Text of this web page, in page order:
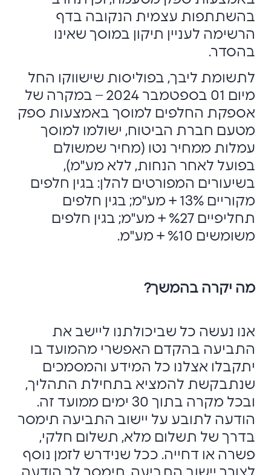
בהשתתפות עצמית הנקובה בדף
הרשימה לעניין תיקון במוסך שאינו
בהסדר.
לתשומת ליבך, בפוליסות שישווקו החל
מיום 01 בספטמבר 2024 – במקרה של
אספקת החלפים למוסך באמצעות ספק
מטעם חברת הביטוח, ישולמו למוסך
עמלות ממחיר נטו (מחיר שמשולם
בפועל לאחר הנחות, ללא מע"מ),
בשיעורים המפורטים להלן: בגין חלפים
מקוריים 13% + מע"מ; בגין חלפים
תחליפיים %27 + מע"מ; בגין חלפים
משומשים %10 + מע"מ.
מה יקרה בהמשך?
אנו נעשה כל שביכולתנו ליישב את
התביעה בהקדם האפשרי מהמועד בו
יתקבלו אצלנו כל המידע והמסמכים
שנתבקשת להמציא בתחילת התהליך,
ובכל מקרה בתוך 30 ימים ממועד זה.
הודעה לתובע על יישוב התביעה תימסר
בדרך של תשלום מלא, תשלום חלקי,
פשרה או דחייה. ככל שנידרש לזמן נוסף